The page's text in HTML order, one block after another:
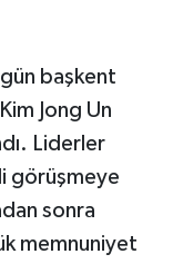
başkent
Jong Un
Liderler
görüşmeye
sonra
memnuniyet